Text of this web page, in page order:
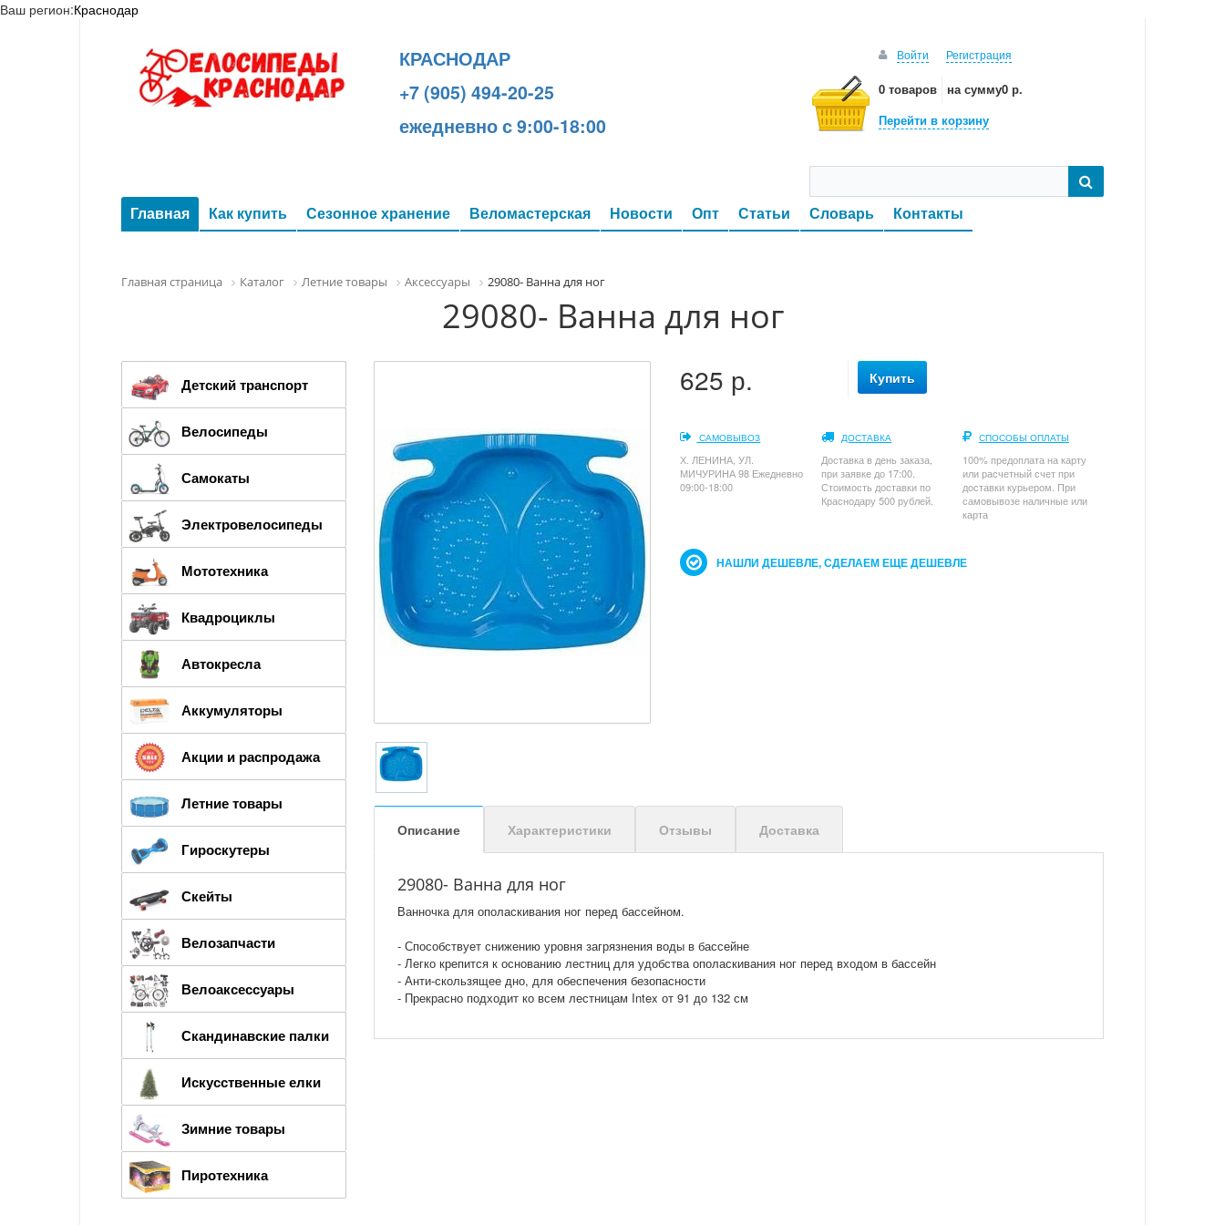
Ваш регион:Краснодар
КРАСНОДАР
+7 (905) 494-20-25
ежедневно с 9:00-18:00
Войти Регистрация
0 товаров на сумму0 р.
Перейти в корзину
Главная Как купить Сезонное хранение Веломастерская Новости Опт Статьи Словарь Контакты
Главная страница Каталог Летние товары Аксессуары 29080- Ванна для ног
29080- Ванна для ног
625 р. Купить
САМОВЫВОЗ
Х. ЛЕНИНА, УЛ.
МИЧУРИНА 98 Ежедневно
09:00-18:00
ДОСТАВКА
Доставка в день заказа,
при заявке до 17:00.
Стоимость доставки по
Краснодару 500 рублей.
СПОСОБЫ ОПЛАТЫ
100% предоплата на карту
или расчетный счет при
доставки курьером. При
самовывозе наличные или
карта
НАШЛИ ДЕШЕВЛЕ, СДЕЛАЕМ ЕЩЕ ДЕШЕВЛЕ
Описание Характеристики Отзывы Доставка
29080- Ванна для ног
Ванночка для ополаскивания ног перед бассейном.
- Способствует снижению уровня загрязнения воды в бассейне
- Легко крепится к основанию лестниц для удобства ополаскивания ног перед входом в бассейн
- Анти-скользящее дно, для обеспечения безопасности
- Прекрасно подходит ко всем лестницам Intex от 91 до 132 см
Детский транспорт
Велосипеды
Самокаты
Электровелосипеды
Мототехника
Квадроциклы
Автокресла
Аккумуляторы
Акции и распродажа
Летние товары
Гироскутеры
Скейты
Велозапчасти
Велоаксессуары
Скандинавские палки
Искусственные елки
Зимние товары
Пиротехника